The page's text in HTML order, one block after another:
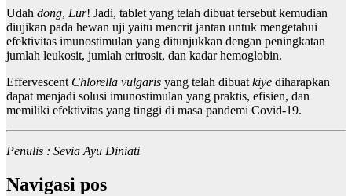
Udah dong, Lur! Jadi, tablet yang telah dibuat tersebut kemudian
diujikan pada hewan uji yaitu mencrit jantan untuk mengetahui
efektivitas imunostimulan yang ditunjukkan dengan peningkatan
jumlah leukosit, jumlah eritrosit, dan kadar hemoglobin.
Effervescent Chlorella vulgaris yang telah dibuatkiye diharapkan
dapat menjadi solusi imunostimulan yang praktis, efisien, dan
memiliki efektivitas yang tinggi di masa pandemi Covid-19.
Penulis : Sevia Ayu Diniati
Navigasi pos